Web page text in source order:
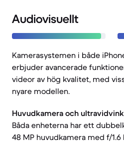
Audiovisuellt
Kamerasystemen i både
erbjuder avancerade
videor av hög kvalitet, med
nyare modellen.
Huvudkamera och
Båda enheterna har ett
48 MP huvudkamera med f/